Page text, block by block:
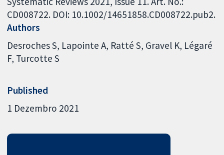
CD008722. DOI: 10.1002/14651858.CD008722.pub2.
Authors
Desroches S Lapointe A Ratté S Gravel K Légaré
F Turcotte S
Published
1 Dezembro 2021